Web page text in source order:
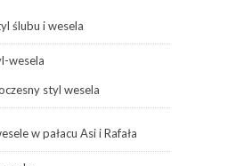
ślubu i wesela
styl wesela
w pałacu Asi i Rafała